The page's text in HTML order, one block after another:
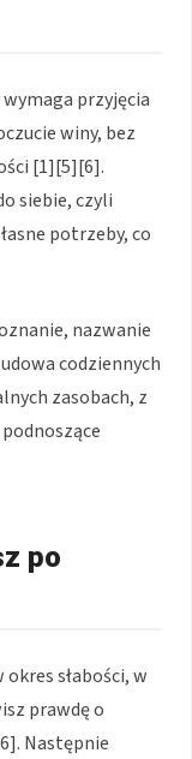
przyjęcia
winy, bez
[1][5][6].
siebie, czyli
potrzeby, co
nazwanie
codziennych
zasobach, z
po
słabości, w
prawdę o
Następnie